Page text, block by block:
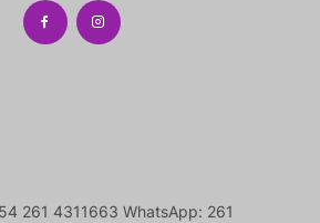
261 4311663 WhatsApp: 261